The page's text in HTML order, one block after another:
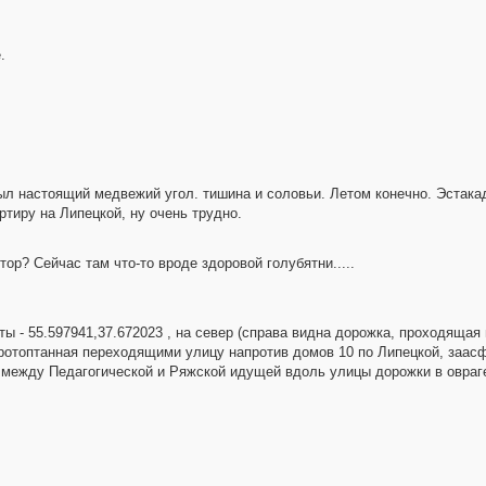
медвежий угол. тишина и соловьи. Летом конечно.
на Липецкой, ну очень трудно.
Сейчас там что-то вроде здоровой голубятни.....
- 55.597941,37.672023 , на север (справа видна дорожка,
переходящими улицу напротив домов 10 по Липецкой,
Педагогической и Ряжской идущей вдоль улицы дорожки в